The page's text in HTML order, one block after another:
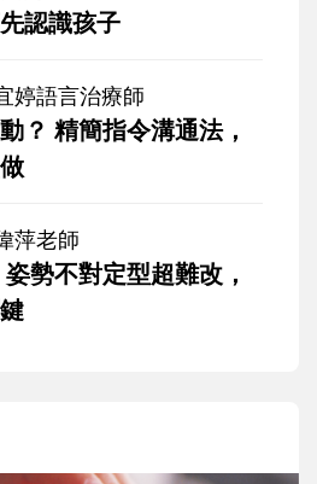
認識孩子
婷語言治療師
？ 精簡指令溝通法，
萍老師
勢不對定型超難改，